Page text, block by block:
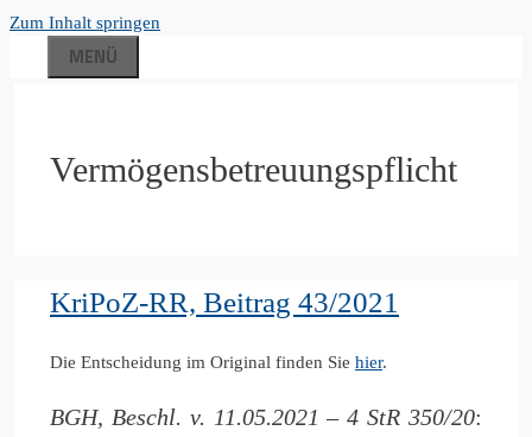
Zum Inhalt springen
MENÜ
Vermögensbetreuungspflicht
KriPoZ-RR, Beitrag 43/2021
Die Entscheidung im Original finden Sie hier.
BGH, Beschl. v. 11.05.2021 – 4 StR 350/20: